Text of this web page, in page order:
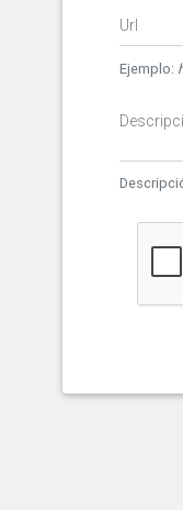
Url
Ejemplo: